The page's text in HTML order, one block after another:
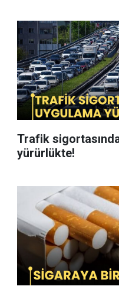
Trafik
yürürlükte!